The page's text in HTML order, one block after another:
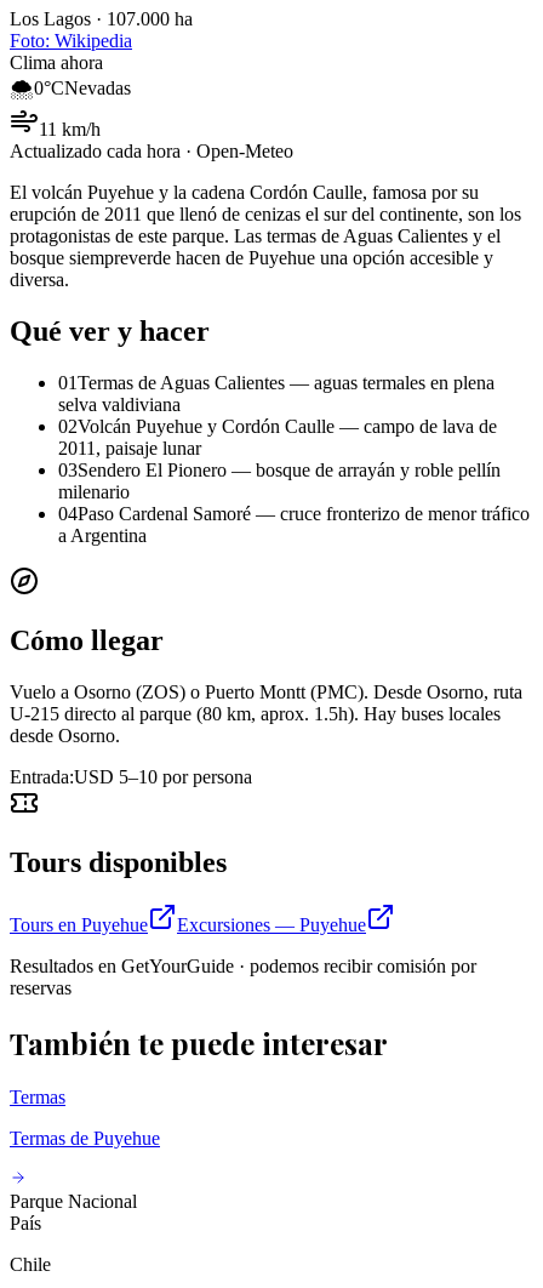
Los Lagos · 107.000 ha
Foto: Wikipedia
Clima ahora
🌨️0°CNevadas
11 km/h
Actualizado cada hora · Open-Meteo
El volcán Puyehue y la cadena Cordón Caulle, famosa por su
erupción de 2011 que llenó de cenizas el sur del continente, son los
protagonistas de este parque. Las termas de Aguas Calientes y el
bosque siempreverde hacen de Puyehue una opción accesible y
diversa.
Qué ver y hacer
01Termas de Aguas Calientes — aguas termales en plena
selva valdiviana
02Volcán Puyehue y Cordón Caulle — campo de lava de
2011, paisaje lunar
03Sendero El Pionero — bosque de arrayán y roble pellín
milenario
04Paso Cardenal Samoré — cruce fronterizo de menor tráfico
a Argentina
Cómo llegar
Vuelo a Osorno (ZOS) o Puerto Montt (PMC). Desde Osorno, ruta
U-215 directo al parque (80 km, aprox. 1.5h). Hay buses locales
desde Osorno.
Entrada:USD 5–10 por persona
Tours disponibles
Tours en Puyehue
Excursiones — Puyehue
Resultados en GetYourGuide · podemos recibir comisión por
reservas
También te puede interesar
Termas
Termas de Puyehue
Parque Nacional
País
Chile